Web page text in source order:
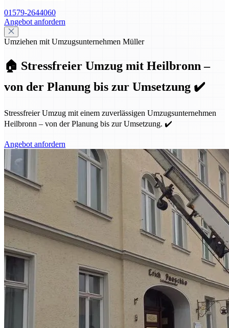
01579-2644060
Angebot anfordern
Umziehen mit Umzugsunternehmen Müller
🏠 Stressfreier Umzug mit Heilbronn –
von der Planung bis zur Umsetzung ✔️
Stressfreier Umzug mit einem zuverlässigen Umzugsunternehmen
Heilbronn – von der Planung bis zur Umsetzung. ✔️
Angebot anfordern